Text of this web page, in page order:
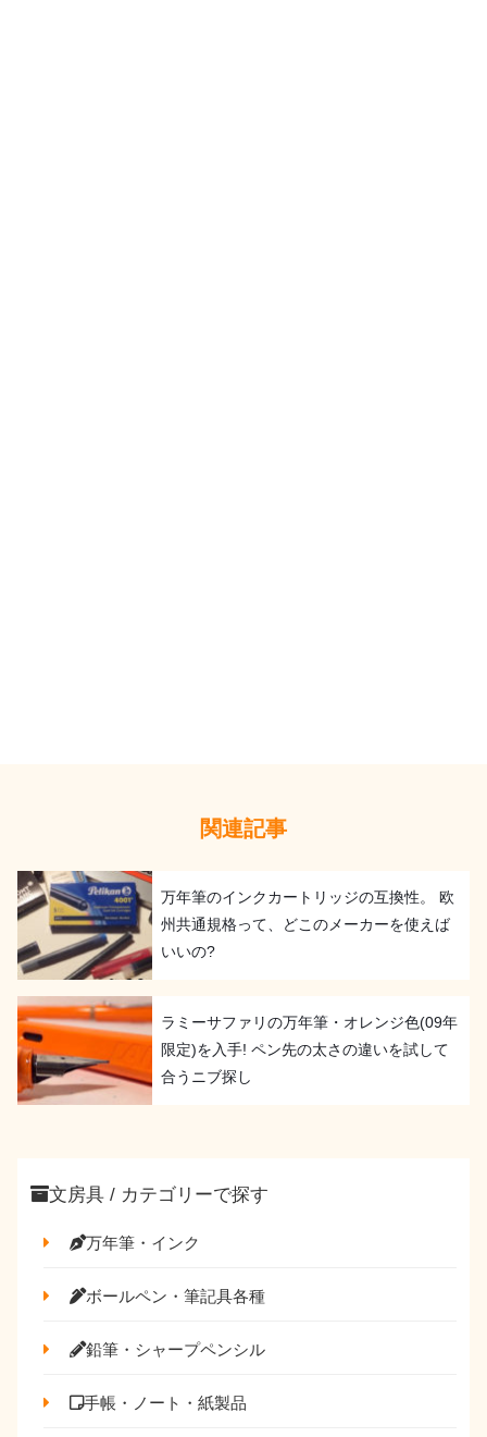
関連記事
万年筆のインクカートリッジの互換性。 欧
州共通規格って、どこのメーカーを使えば
いいの?
ラミーサファリの万年筆・オレンジ色(09年
限定)を入手! ペン先の太さの違いを試して
合うニブ探し
文房具 / カテゴリーで探す
万年筆・インク
ボールペン・筆記具各種
鉛筆・シャープペンシル
手帳・ノート・紙製品